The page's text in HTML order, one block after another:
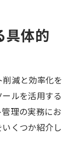
具体的
減と効率化を
ルを活用する
理の実務にお
くつか紹介し